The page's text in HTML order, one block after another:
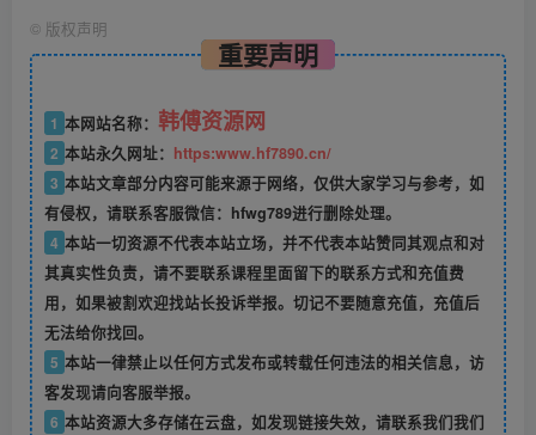
© 版权声明
重要声明
1 本网站名称： 韩傅资源网
2 本站永久网址： https:www.hf7890.cn/
3 本站文章部分内容可能来源于网络，仅供大家学习与参考，如
有侵权，请联系客服微信：hfwg789进行删除处理。
4 本站一切资源不代表本站立场，并不代表本站赞同其观点和对
其真实性负责，请不要联系课程里面留下的联系方式和充值费
用，如果被割欢迎找站长投诉举报。切记不要随意充值，充值后
无法给你找回。
5 本站一律禁止以任何方式发布或转载任何违法的相关信息，访
客发现请向客服举报。
6 本站资源大多存储在云盘，如发现链接失效，请联系我们我们